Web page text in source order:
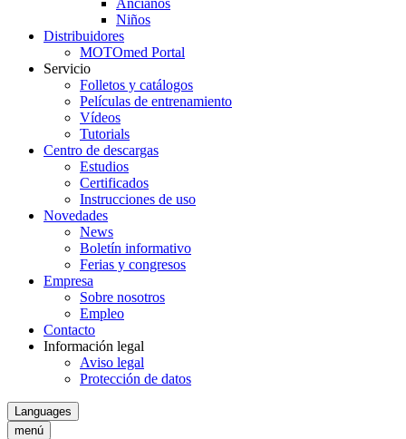
Ancianos
Niños
Distribuidores
MOTOmed Portal
Servicio
Folletos y catálogos
Películas de entrenamiento
Vídeos
Tutorials
Centro de descargas
Estudios
Certificados
Instrucciones de uso
Novedades
News
Boletín informativo
Ferias y congresos
Empresa
Sobre nosotros
Empleo
Contacto
Información legal
Aviso legal
Protección de datos
Languages
menú